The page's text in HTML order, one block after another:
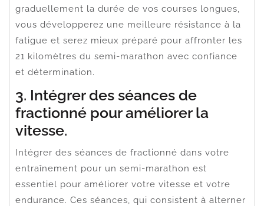
graduellement la durée de vos courses longues,
vous développerez une meilleure résistance à la
fatigue et serez mieux préparé pour affronter les
21 kilomètres du semi-marathon avec confiance
et détermination.
3. Intégrer des séances de
fractionné pour améliorer la
vitesse.
Intégrer des séances de fractionné dans votre
entraînement pour un semi-marathon est
essentiel pour améliorer votre vitesse et votre
endurance. Ces séances, qui consistent à alterner